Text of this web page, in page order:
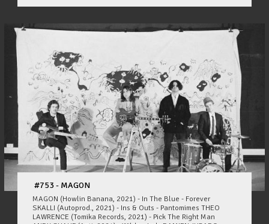
#753 - MAGON
MAGON (Howlin Banana, 2021) - In The Blue - Forever
SKALLI (Autoprod., 2021) - Ins & Outs - Pantomimes THEO
LAWRENCE (Tomika Records, 2021) - Pick The Right Man